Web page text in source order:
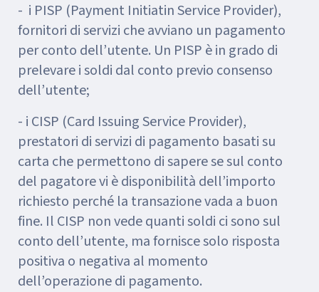
- i PISP (Payment Initiatin Service Provider),
fornitori di servizi che avviano un pagamento
per conto dell’utente. Un PISP è in grado di
prelevare i soldi dal conto previo consenso
dell’utente;
- i CISP (Card Issuing Service Provider),
prestatori di servizi di pagamento basati su
carta che permettono di sapere se sul conto
del pagatore vi è disponibilità dell’importo
richiesto perché la transazione vada a buon
fine. Il CISP non vede quanti soldi ci sono sul
conto dell’utente, ma fornisce solo risposta
positiva o negativa al momento
dell’operazione di pagamento.